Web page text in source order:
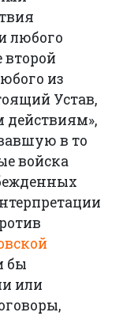
любого
второй
из
Устав,
действиям»,
в то
войска
бы
или